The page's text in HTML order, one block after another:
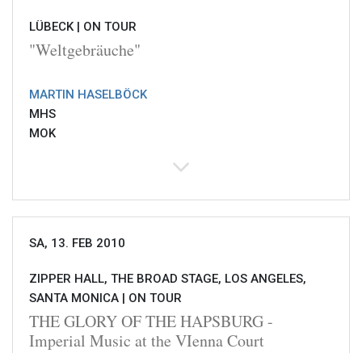
LÜBECK | ON TOUR
"Weltgebräuche"
MARTIN HASELBÖCK
MHS
MOK
SA, 13. FEB 2010
ZIPPER HALL, THE BROAD STAGE, LOS ANGELES,
SANTA MONICA | ON TOUR
THE GLORY OF THE HAPSBURG -
Imperial Music at the VIenna Court